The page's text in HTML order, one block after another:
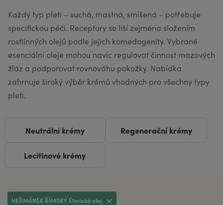
Každý typ pleti – suchá, mastná, smíšená – potřebuje
specifickou péči. Receptury se liší zejména složením
rostlinných olejů podle jejich komedogenity. Vybrané
esenciální oleje mohou navíc regulovat činnost mazových
žláz a podporovat rovnováhu pokožky. Nabídka
zahrnuje široký výběr krémů vhodných pro všechny typy
pleti.
Neutrální krémy Regenerační krémy
Lecitinové krémy
HEŘMÁNEK ŘÍMSKÝ Éterický olej